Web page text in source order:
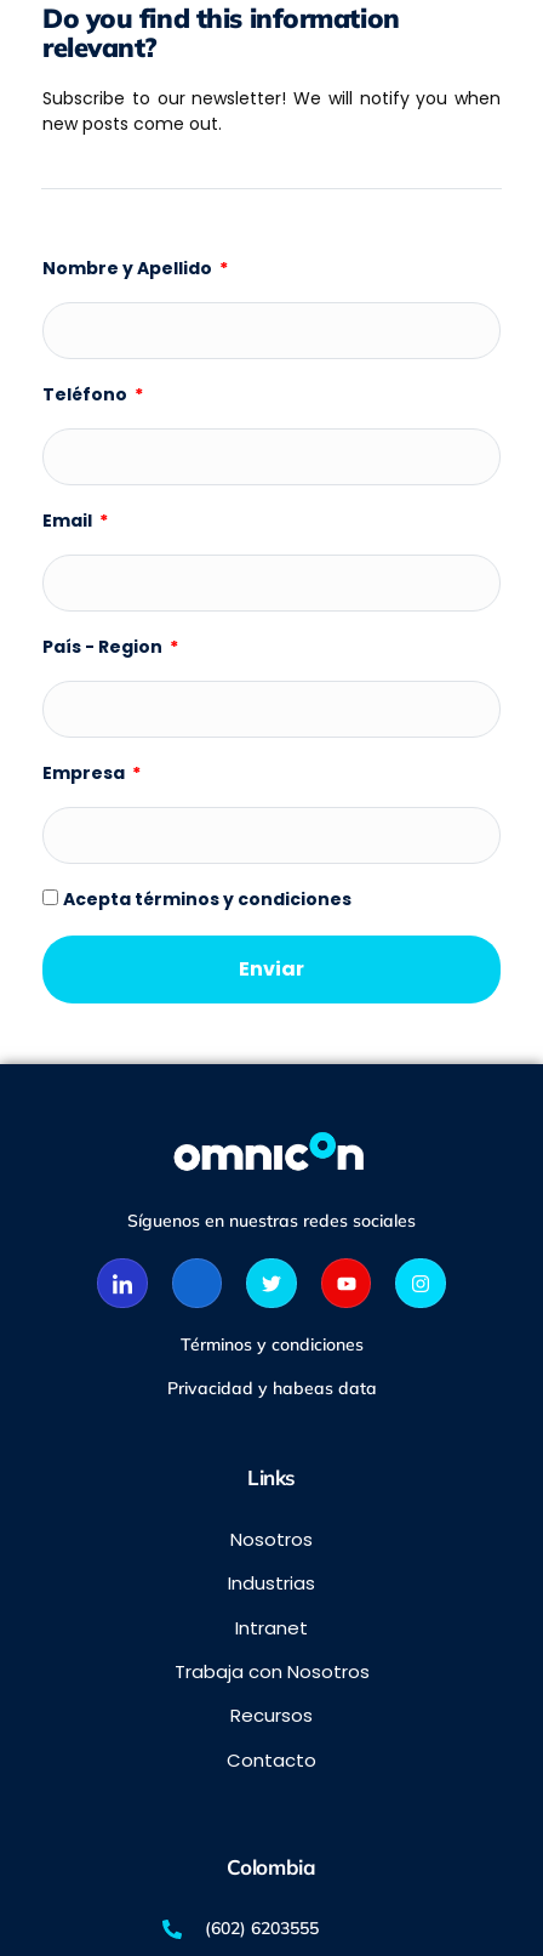
Do you find this information
relevant?
Subscribe to our newsletter! We will notify you when
new posts come out.
Nombre y Apellido
Teléfono
Email
País - Region
Empresa
Acepta términos y condiciones
Enviar
Síguenos en nuestras redes sociales
Términos y condiciones
Privacidad y habeas data
Links
Nosotros
Industrias
Intranet
Trabaja con Nosotros
Recursos
Contacto
Colombia
(602) 6203555